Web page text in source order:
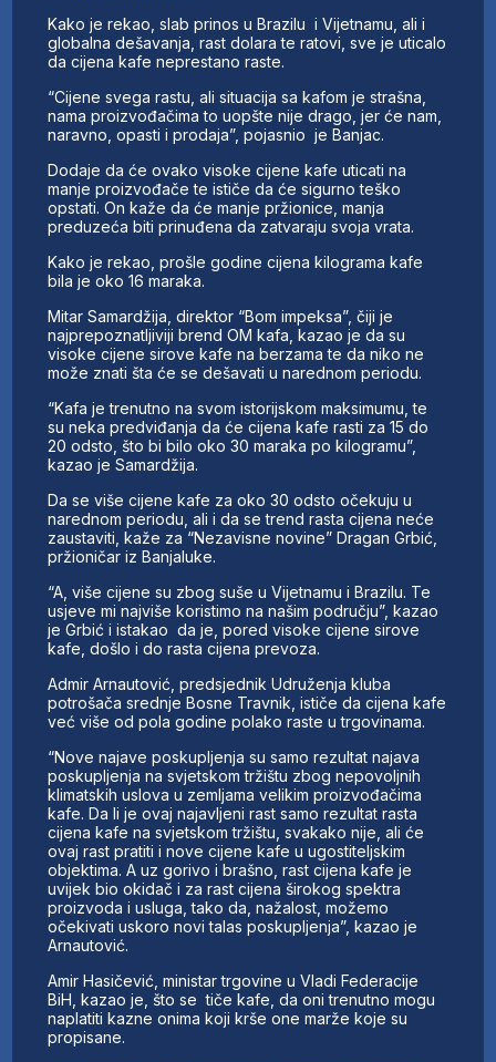
Kako je rekao, slab prinos u Brazilu i Vijetnamu, ali i
globalna dešavanja, rast dolara te ratovi, sve je uticalo
da cijena kafe neprestano raste.
“Cijene svega rastu, ali situacija sa kafom je strašna,
nama proizvođačima to uopšte nije drago, jer će nam,
naravno, opasti i prodaja”, pojasnio je Banjac.
Dodaje da će ovako visoke cijene kafe uticati na
manje proizvođače te ističe da će sigurno teško
opstati. On kaže da će manje pržionice, manja
preduzeća biti prinuđena da zatvaraju svoja vrata.
Kako je rekao, prošle godine cijena kilograma kafe
bila je oko 16 maraka.
Mitar Samardžija, direktor “Bom impeksa”, čiji je
najprepoznatljiviji brend OM kafa, kazao je da su
visoke cijene sirove kafe na berzama te da niko ne
može znati šta će se dešavati u narednom periodu.
“Kafa je trenutno na svom istorijskom maksimumu, te
su neka predviđanja da će cijena kafe rasti za 15 do
20 odsto, što bi bilo oko 30 maraka po kilogramu”,
kazao je Samardžija.
Da se više cijene kafe za oko 30 odsto očekuju u
narednom periodu, ali i da se trend rasta cijena neće
zaustaviti, kaže za “Nezavisne novine” Dragan Grbić,
pržioničar iz Banjaluke.
“A, više cijene su zbog suše u Vijetnamu i Brazilu. Te
usjeve mi najviše koristimo na našim području”, kazao
je Grbić i istakao da je, pored visoke cijene sirove
kafe, došlo i do rasta cijena prevoza.
Admir Arnautović, predsjednik Udruženja kluba
potrošača srednje Bosne Travnik, ističe da cijena kafe
već više od pola godine polako raste u trgovinama.
“Nove najave poskupljenja su samo rezultat najava
poskupljenja na svjetskom tržištu zbog nepovoljnih
klimatskih uslova u zemljama velikim proizvođačima
kafe. Da li je ovaj najavljeni rast samo rezultat rasta
cijena kafe na svjetskom tržištu, svakako nije, ali će
ovaj rast pratiti i nove cijene kafe u ugostiteljskim
objektima. A uz gorivo i brašno, rast cijena kafe je
uvijek bio okidač i za rast cijena širokog spektra
proizvoda i usluga, tako da, nažalost, možemo
očekivati uskoro novi talas poskupljenja”, kazao je
Arnautović.
Amir Hasičević, ministar trgovine u Vladi Federacije
BiH, kazao je, što se tiče kafe, da oni trenutno mogu
naplatiti kazne onima koji krše one marže koje su
propisane.